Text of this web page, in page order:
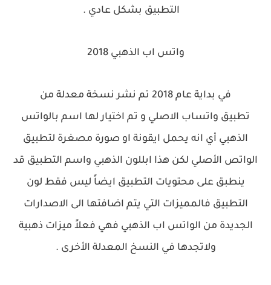
التطبيق بشكل عادي .
واتس اب الذهبي 2018
في بداية عام 2018 تم نشر نسخة معدلة من
تطبيق واتساب الاصلي و تم اختيار لها اسم بالواتس
الذهبي أي انه يحمل ايقونة او صورة مصغرة لتطبيق
الواتص الأصلي لكن هذا ابللون الذهبي واسم التطبيق قد
ينطبق على محتويات التطبيق ايضاً ليس فقط لون
التطبيق فالمميزات التي يتم اضافتها الى الاصدارات
الجديدة من الواتس اب الذهبي فهي فعلاً ميزات ذهبية
ولاتجدها في النسخ المعدلة الأخرى .